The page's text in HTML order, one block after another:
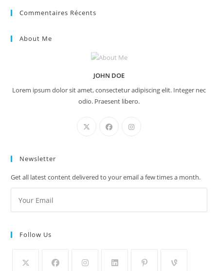
Commentaires Récents
About Me
JOHN DOE
Lorem ipsum dolor sit amet, consectetur adipiscing elit. Integer nec
odio. Praesent libero.
Newsletter
Get all latest content delivered to your email a few times a month.
Follow Us